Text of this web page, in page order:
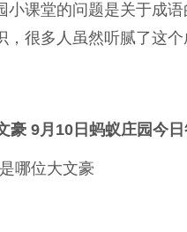
小课堂的问题是关于成
，很多人虽然听腻了这
豪 9月10日蚂蚁庄园今
哪位大文豪